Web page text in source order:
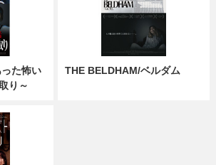
た怖い
り～
THE BELDHAM/ベルダム